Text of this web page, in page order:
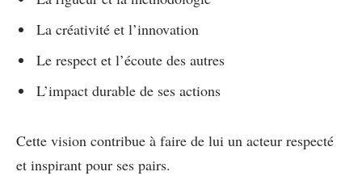
La créativité et l’innovation
Le respect et l’écoute des autres
L’impact durable de ses actions
Cette vision contribue à faire de lui un acteur respecté
et inspirant pour ses pairs.